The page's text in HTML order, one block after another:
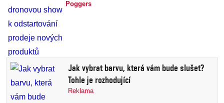
Poggers
Jak vybrat barvu, která vám bude slušet?
Tohle je rozhodující
Reklama